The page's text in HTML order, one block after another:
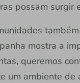
possam surgir
mostra a
queremos
um ambiente